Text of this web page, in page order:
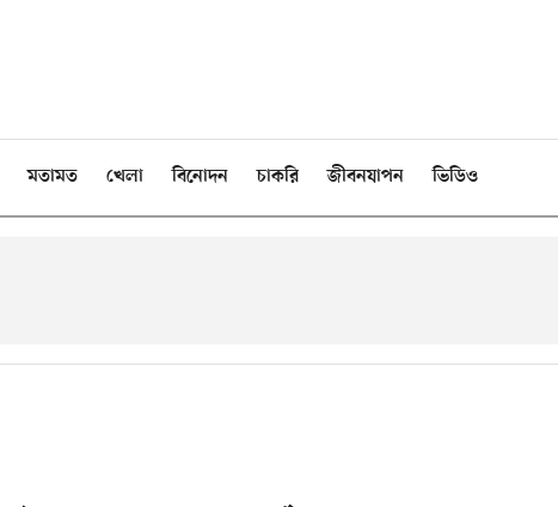
মতামত খেলা বিনোদন চাকরি জীবনযাপন ভিডিও